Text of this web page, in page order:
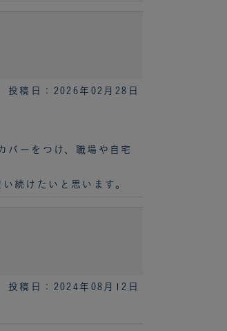
投稿日：2026年02月28日
バーをつけ、職場や自宅
続けたいと思います。
投稿日：2024年08月12日